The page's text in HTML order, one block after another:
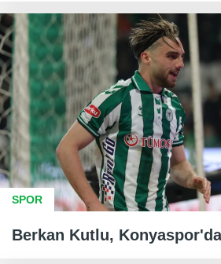
SPOR
Berkan Kutlu,